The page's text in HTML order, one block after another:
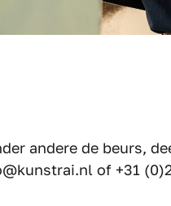
andere de beurs,
of +31